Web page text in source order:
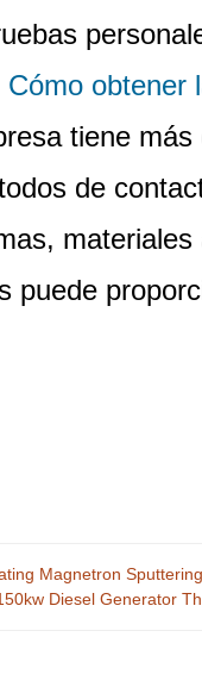
obtener
tiene
de
puede
Magnetron
Diesel Generator